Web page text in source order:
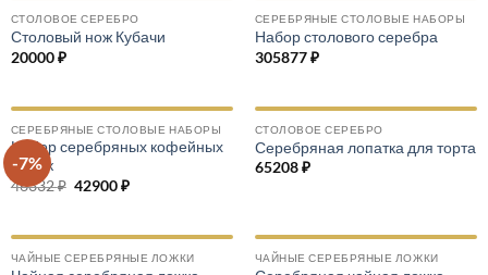
СТОЛОВОЕ СЕРЕБРО
Столовый нож Кубачи
20000₽
СЕРЕБРЯНЫЕ СТОЛОВЫЕ НАБОРЫ
Набор столового серебра
305877₽
-7%
СЕРЕБРЯНЫЕ СТОЛОВЫЕ НАБОРЫ
Набор серебряных кофейных
ложек
46332₽ Первоначальная
42900₽Текущая
СТОЛОВОЕ СЕРЕБРО
Серебряная лопатка для торта
65208₽
ЧАЙНЫЕ СЕРЕБРЯНЫЕ ЛОЖКИ ЧАЙНЫЕ СЕРЕБРЯНЫЕ ЛОЖКИ